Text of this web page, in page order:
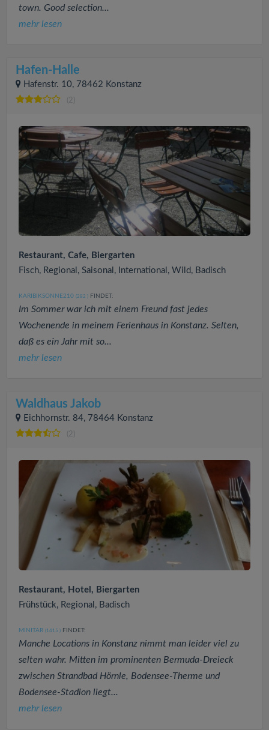
town. Good selection...
mehr lesen
Hafen-Halle
Hafenstr. 10, 78462 Konstanz
(2)
Restaurant, Cafe, Biergarten
Fisch, Regional, Saisonal, International, Wild, Badisch
KARIBIKSONNE210 (282 ) FINDET:
Im Sommer war ich mit einem Freund fast jedes
Wochenende in meinem Ferienhaus in Konstanz. Selten,
daß es ein Jahr mit so...
mehr lesen
Waldhaus Jakob
Eichhornstr. 84, 78464 Konstanz
(2)
Restaurant, Hotel, Biergarten
Frühstück, Regional, Badisch
MINITAR (1415 ) FINDET:
Manche Locations in Konstanz nimmt man leider viel zu
selten wahr. Mitten im prominenten Bermuda-Dreieck
zwischen Strandbad Hörnle, Bodensee-Therme und
Bodensee-Stadion liegt...
mehr lesen